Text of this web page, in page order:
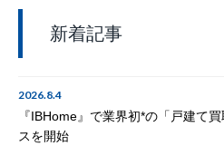
新着記事
2026.8.4
『IBHome』で業界初*の「戸建て
スを開始